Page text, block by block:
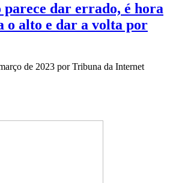
parece dar errado, é hora
o alto e dar a volta por
de 2023 por Tribuna da Internet